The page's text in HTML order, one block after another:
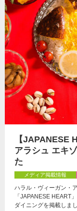
【JAPANESE
アラシュ エキ
た
メディア掲載情報
ハラル・ヴィーガン・
「JAPANESE HEART
ダイニングを掲載し